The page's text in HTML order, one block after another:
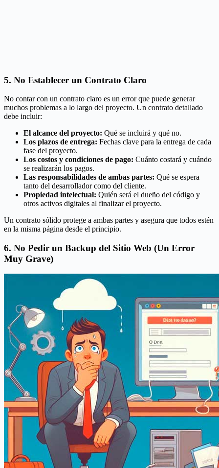
5. No Establecer un Contrato Claro
No contar con un contrato claro es un error que puede generar
muchos problemas a lo largo del proyecto. Un contrato detallado
debe incluir:
El alcance del proyecto: Qué se incluirá y qué no.
Los plazos de entrega: Fechas clave para la entrega de cada
fase del proyecto.
Los costos y condiciones de pago: Cuánto costará y cuándo
se realizarán los pagos.
Las responsabilidades de ambas partes: Qué se espera
tanto del desarrollador como del cliente.
Propiedad intelectual: Quién será el dueño del código y
otros activos digitales al finalizar el proyecto.
Un contrato sólido protege a ambas partes y asegura que todos estén
en la misma página desde el principio.
6. No Pedir un Backup del Sitio Web (Un Error
Muy Grave)